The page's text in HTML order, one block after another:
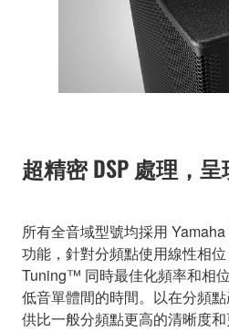
超精密 DSP 處理，
所有全音域型號均採用
功能，針對分頻點使用線性相
Tuning™ 同時最佳化頻率和相
低音單體間的時間。以在分頻
供比一般分頻點更高的清晰度和